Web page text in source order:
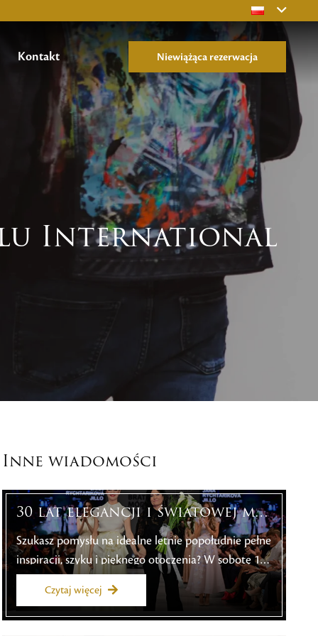
Kontakt Niewiążąca rezerwacja
International
Inne wiadomości
30 lat elegancji i światowej m…
Szukasz pomysłu na idealne letnie popołudnie pełne
inspiracji, szyku i pięknego otoczenia? W sobotę 18
lipca 2026 r. resort golfowy Black Stork w Wielkiej
Łomnicy zamieni się w centrum słowackiej mody.
Swoją autorską twórczość zaprezentuje tu ceniona
Czytaj więcej